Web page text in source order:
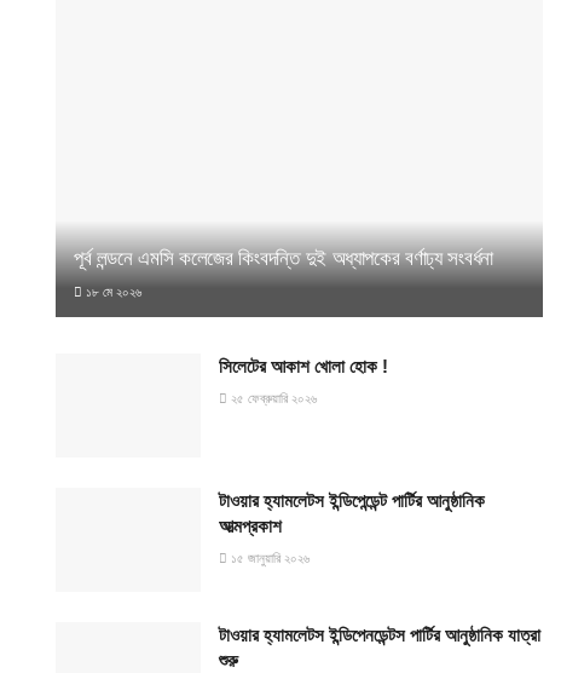
পূর্ব লন্ডনে এমসি কলেজের কিংবদন্তি দুই অধ্যাপকের বর্ণাঢ্য সংবর্ধনা
১৮ মে ২০২৬
সিলেটের আকাশ খোলা হোক !
২৫ ফেব্রুয়ারি ২০২৬
টাওয়ার হ্যামলেটস ইন্ডিপেন্ডেন্ট পার্টির আনুষ্ঠানিক
আত্মপ্রকাশ
১৫ জানুয়ারি ২০২৬
টাওয়ার হ্যামলেটস ইন্ডিপেনডেন্টস পার্টির আনুষ্ঠানিক যাত্রা
শুরু